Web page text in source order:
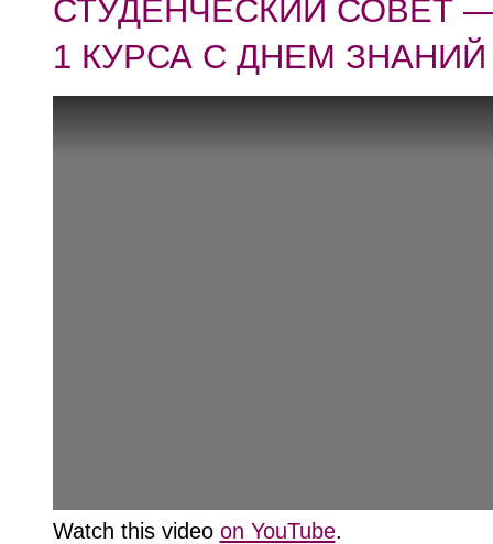
СТУДЕНЧЕСКИЙ СОВЕТ
1 КУРСА С ДНЕМ ЗНАНИЙ
Watch this video on YouTube.